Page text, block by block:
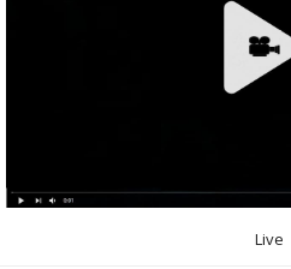
Live